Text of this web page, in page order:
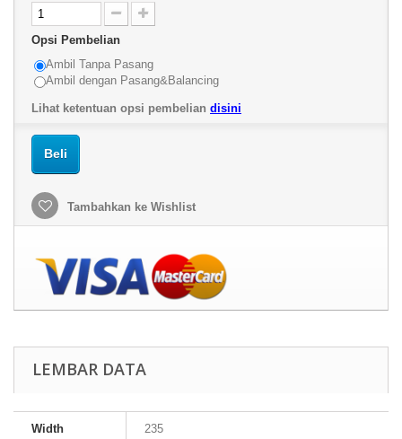
Opsi Pembelian
Ambil Tanpa Pasang
Ambil dengan Pasang&Balancing
Lihat ketentuan opsi pembelian disini
Beli
Tambahkan ke Wishlist
LEMBAR DATA
Width 235